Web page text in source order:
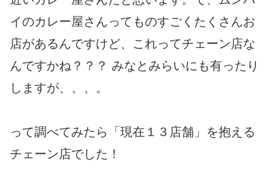
イのカレー屋さんってものすごくたくさんお
店があるんですけど、これってチェーン店な
んですかね？？？ みなとみらいにも有ったり
しますが、、、。
って調べてみたら「現在１３店舗」を抱える
チェーン店でした！